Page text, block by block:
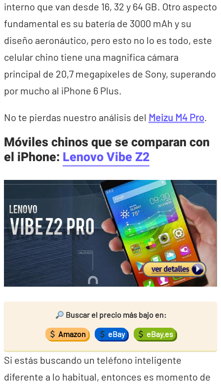
interno que van desde 16, 32 y 64 GB. Otro aspecto
fundamental es su batería de 3000 mAh y su
diseño aeronáutico, pero esto no lo es todo, este
celular chino tiene una magnifica cámara
principal de 20,7 megapíxeles de Sony, superando
por mucho al iPhone 6 Plus.
No te pierdas nuestro análisis del Meizu M4 Pro.
Móviles chinos que se comparan con
el iPhone: Lenovo Vibe Z2
Buscar el precio más bajo en:
Amazon eBay eBay.es
Si estás buscando un teléfono inteligente
diferente a lo habitual, entonces es momento de